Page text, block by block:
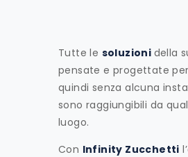
Tutte le soluzioni della
pensate e progettate
quindi senza alcuna
sono raggiungibili da
luogo.
Con Infinity Zucchetti